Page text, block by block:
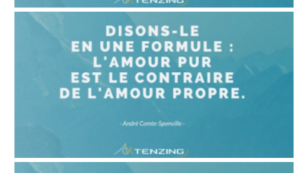
LA PEUR EST LE COMMENCEMENT DE LA
SAGESSE
2 octobre 2020